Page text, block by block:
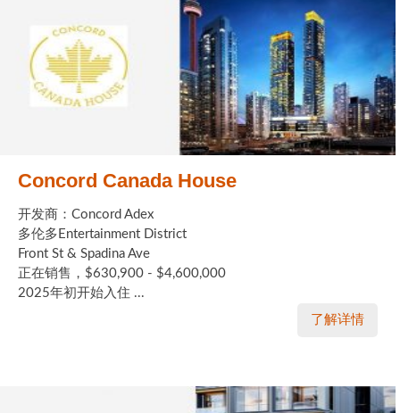
Concord Canada House
开发商：Concord Adex
多伦多Entertainment District
Front St & Spadina Ave
正在销售，$630,900 - $4,600,000
2025年初开始入住 ...
了解详情